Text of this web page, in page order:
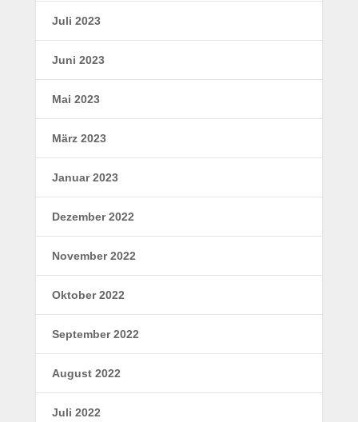
Juli 2023
Juni 2023
Mai 2023
März 2023
Januar 2023
Dezember 2022
November 2022
Oktober 2022
September 2022
August 2022
Juli 2022